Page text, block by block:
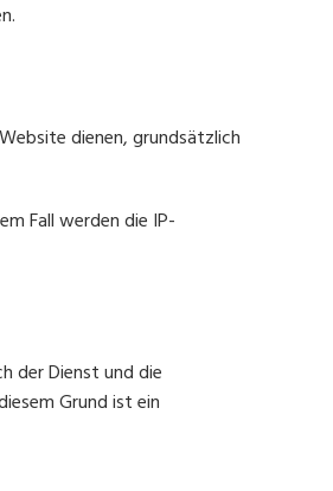
dienen, grundsätzlich
Fall werden die IP-
der Dienst und die
Grund ist ein